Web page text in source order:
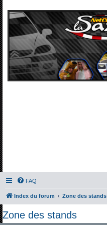
FAQ
Index du forum Zone des stands
Zone des stands